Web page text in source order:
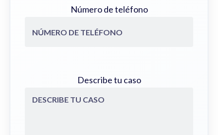
Número de teléfono
Describe tu caso